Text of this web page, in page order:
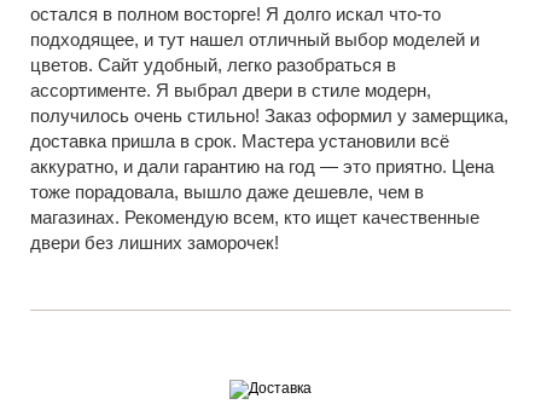
остался в полном восторге! Я долго искал что-то
подходящее, и тут нашел отличный выбор моделей и
цветов. Сайт удобный, легко разобраться в
ассортименте. Я выбрал двери в стиле модерн,
получилось очень стильно! Заказ оформил у замерщика,
доставка пришла в срок. Мастера установили всё
аккуратно, и дали гарантию на год — это приятно. Цена
тоже порадовала, вышло даже дешевле, чем в
магазинах. Рекомендую всем, кто ищет качественные
двери без лишних заморочек!